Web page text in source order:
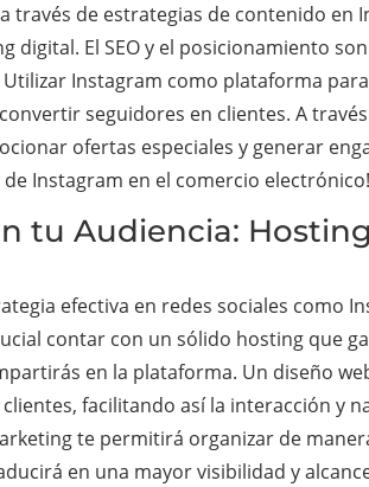
través de estrategias de contenido
digital. El SEO y el posicionamiento
Instagram como plataforma
seguidores en clientes. A
ofertas especiales y generar
Instagram en el comercio electrónico!
tu Audiencia:
efectiva en redes sociales como
contar con un sólido hosting que
en la plataforma. Un diseño
facilitando así la interacción
te permitirá organizar de
en una mayor visibilidad y